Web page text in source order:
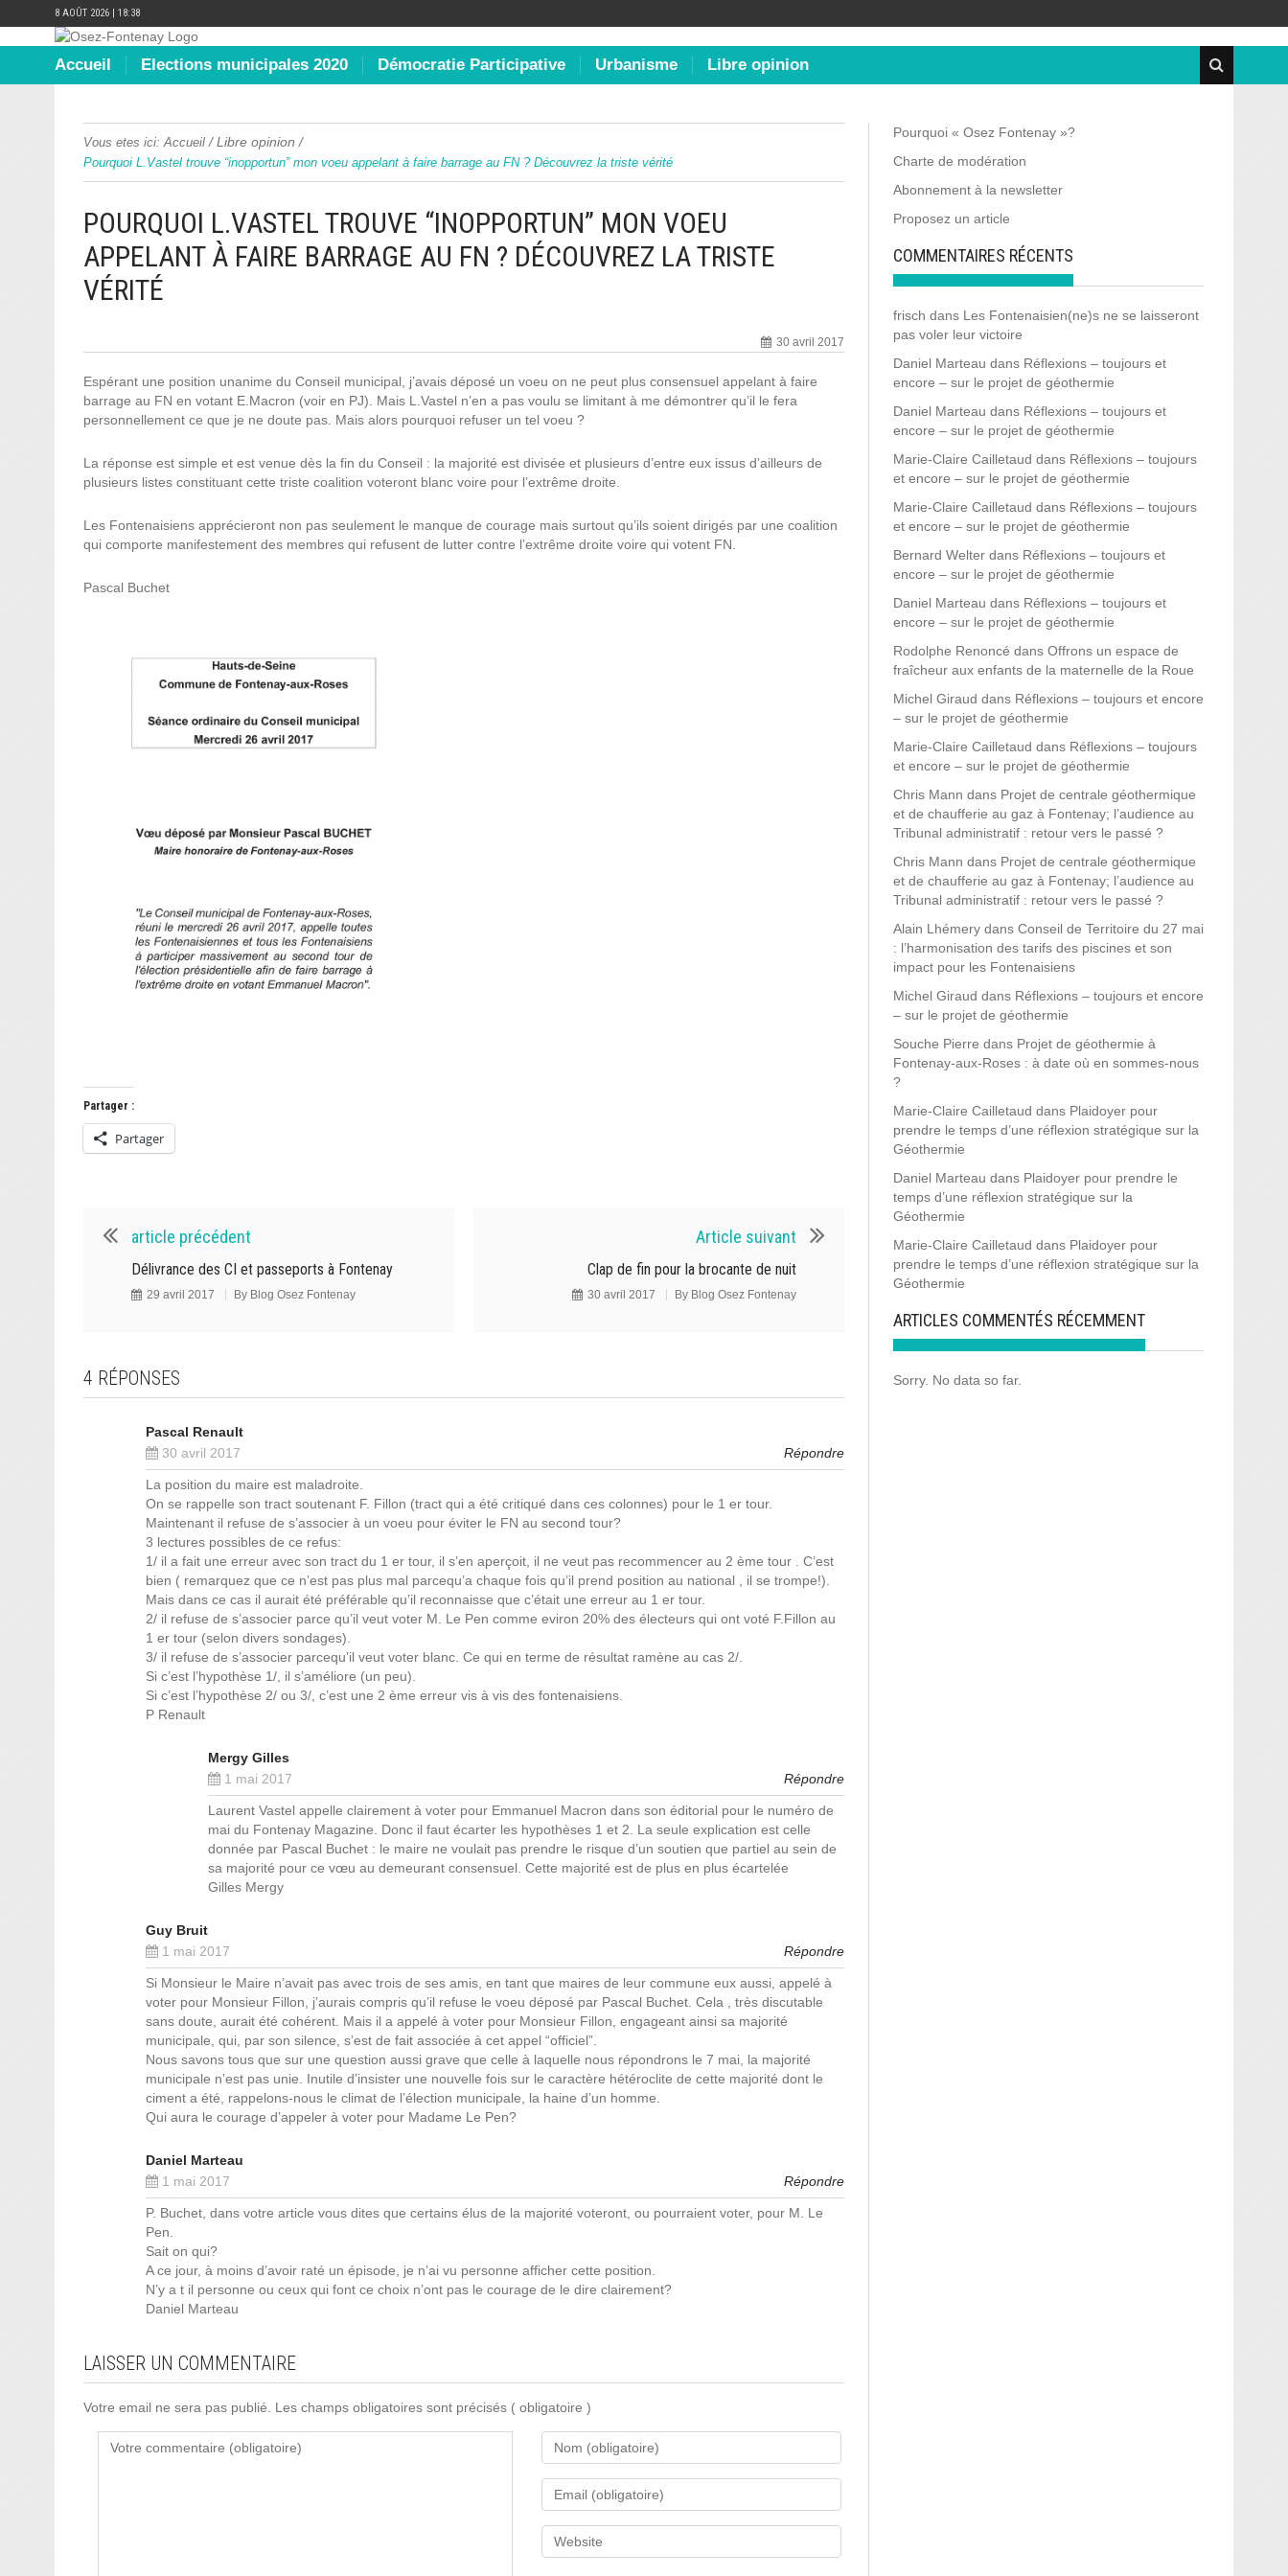
8 AOÛT 2026 | 18:38
Accueil Elections municipales 2020 Démocratie Participative Urbanisme Libre opinion
Vous etes ici: Accueil /Libre opinion /
Pourquoi L.Vastel trouve “inopportun” mon voeu appelant à faire barrage au FN ? Découvrez la triste vérité
POURQUOI L.VASTEL TROUVE “INOPPORTUN” MON VOEU
APPELANT À FAIRE BARRAGE AU FN ? DÉCOUVREZ LA TRISTE
VÉRITÉ
30 avril 2017
Espérant une position unanime du Conseil municipal, j’avais déposé un voeu on ne peut plus consensuel appelant à faire
barrage au FN en votant E.Macron (voir en PJ). Mais L.Vastel n’en a pas voulu se limitant à me démontrer qu’il le fera
personnellement ce que je ne doute pas. Mais alors pourquoi refuser un tel voeu ?
La réponse est simple et est venue dès la fin du Conseil : la majorité est divisée et plusieurs d’entre eux issus d’ailleurs de
plusieurs listes constituant cette triste coalition voteront blanc voire pour l’extrême droite.
Les Fontenaisiens apprécieront non pas seulement le manque de courage mais surtout qu’ils soient dirigés par une coalition
qui comporte manifestement des membres qui refusent de lutter contre l’extrême droite voire qui votent FN.
Pascal Buchet
Partager :
Partager
article précédent
Délivrance des CI et passeports à Fontenay
29 avril 2017 By Blog Osez Fontenay
Article suivant
Clap de fin pour la brocante de nuit
30 avril 2017 By Blog Osez Fontenay
4 RÉPONSES
Pascal Renault
30 avril 2017
Répondre
La position du maire est maladroite.
On se rappelle son tract soutenant F. Fillon (tract qui a été critiqué dans ces colonnes) pour le 1 er tour.
Maintenant il refuse de s’associer à un voeu pour éviter le FN au second tour?
3 lectures possibles de ce refus:
1/ il a fait une erreur avec son tract du 1 er tour, il s’en aperçoit, il ne veut pas recommencer au 2 ème tour . C’est
bien ( remarquez que ce n’est pas plus mal parcequ’a chaque fois qu’il prend position au national , il se trompe!).
Mais dans ce cas il aurait été préférable qu’il reconnaisse que c’était une erreur au 1 er tour.
2/ il refuse de s’associer parce qu’il veut voter M. Le Pen comme eviron 20% des électeurs qui ont voté F.Fillon au
1 er tour (selon divers sondages).
3/ il refuse de s’associer parcequ’il veut voter blanc. Ce qui en terme de résultat ramène au cas 2/.
Si c’est l’hypothèse 1/, il s’améliore (un peu).
Si c’est l’hypothèse 2/ ou 3/, c’est une 2 ème erreur vis à vis des fontenaisiens.
P Renault
Mergy Gilles
1 mai 2017
Répondre
Laurent Vastel appelle clairement à voter pour Emmanuel Macron dans son éditorial pour le numéro de
mai du Fontenay Magazine. Donc il faut écarter les hypothèses 1 et 2. La seule explication est celle
donnée par Pascal Buchet : le maire ne voulait pas prendre le risque d’un soutien que partiel au sein de
sa majorité pour ce vœu au demeurant consensuel. Cette majorité est de plus en plus écartelée
Gilles Mergy
Guy Bruit
1 mai 2017
Répondre
Si Monsieur le Maire n’avait pas avec trois de ses amis, en tant que maires de leur commune eux aussi, appelé à
voter pour Monsieur Fillon, j’aurais compris qu’il refuse le voeu déposé par Pascal Buchet. Cela , très discutable
sans doute, aurait été cohérent. Mais il a appelé à voter pour Monsieur Fillon, engageant ainsi sa majorité
municipale, qui, par son silence, s’est de fait associée à cet appel “officiel”.
Nous savons tous que sur une question aussi grave que celle à laquelle nous répondrons le 7 mai, la majorité
municipale n’est pas unie. Inutile d’insister une nouvelle fois sur le caractère hétéroclite de cette majorité dont le
ciment a été, rappelons-nous le climat de l’élection municipale, la haine d’un homme.
Qui aura le courage d’appeler à voter pour Madame Le Pen?
Daniel Marteau
1 mai 2017
Répondre
P. Buchet, dans votre article vous dites que certains élus de la majorité voteront, ou pourraient voter, pour M. Le
Pen.
Sait on qui?
A ce jour, à moins d’avoir raté un épisode, je n’ai vu personne afficher cette position.
N’y a t il personne ou ceux qui font ce choix n’ont pas le courage de le dire clairement?
Daniel Marteau
LAISSER UN COMMENTAIRE
Votre email ne sera pas publié. Les champs obligatoires sont précisés ( obligatoire )
Pourquoi « Osez Fontenay »?
Charte de modération
Abonnement à la newsletter
Proposez un article
COMMENTAIRES RÉCENTS
frisch dans Les Fontenaisien(ne)s ne se laisseront
pas voler leur victoire
Daniel Marteau dans Réflexions – toujours et
encore – sur le projet de géothermie
Daniel Marteau dans Réflexions – toujours et
encore – sur le projet de géothermie
Marie-Claire Cailletaud dans Réflexions – toujours
et encore – sur le projet de géothermie
Marie-Claire Cailletaud dans Réflexions – toujours
et encore – sur le projet de géothermie
Bernard Welter dans Réflexions – toujours et
encore – sur le projet de géothermie
Daniel Marteau dans Réflexions – toujours et
encore – sur le projet de géothermie
Rodolphe Renoncé dans Offrons un espace de
fraîcheur aux enfants de la maternelle de la Roue
Michel Giraud dans Réflexions – toujours et encore
– sur le projet de géothermie
Marie-Claire Cailletaud dans Réflexions – toujours
et encore – sur le projet de géothermie
Chris Mann dans Projet de centrale géothermique
et de chaufferie au gaz à Fontenay; l’audience au
Tribunal administratif : retour vers le passé ?
Chris Mann dans Projet de centrale géothermique
et de chaufferie au gaz à Fontenay; l’audience au
Tribunal administratif : retour vers le passé ?
Alain Lhémery dans Conseil de Territoire du 27 mai
: l’harmonisation des tarifs des piscines et son
impact pour les Fontenaisiens
Michel Giraud dans Réflexions – toujours et encore
– sur le projet de géothermie
Souche Pierre dans Projet de géothermie à
Fontenay-aux-Roses : à date où en sommes-nous
?
Marie-Claire Cailletaud dans Plaidoyer pour
prendre le temps d’une réflexion stratégique sur la
Géothermie
Daniel Marteau dans Plaidoyer pour prendre le
temps d’une réflexion stratégique sur la
Géothermie
Marie-Claire Cailletaud dans Plaidoyer pour
prendre le temps d’une réflexion stratégique sur la
Géothermie
ARTICLES COMMENTÉS RÉCEMMENT
Sorry. No data so far.